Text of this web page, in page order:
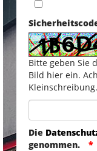
Bitte geben Sie
Bild hier ein.
Kleinschreibung.
Die
genommen.